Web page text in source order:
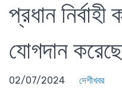
প্রধান নির্বাহী
যোগদান
02/07/2024 দেশীখবর